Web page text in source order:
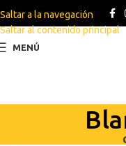
Saltar a la navegación
Saltar al contenido principal
MENÚ